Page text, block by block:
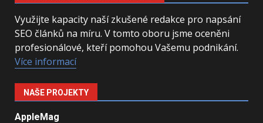
Využijte kapacity naší zkušené redakce pro napsání
SEO článků na míru. V tomto oboru jsme oceněni
profesionálové, kteří pomohou Vašemu podnikání.
Více informací
NAŠE PROJEKTY
AppleMag